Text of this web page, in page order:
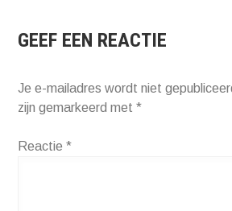
GEEF EEN REACTIE
Je e-mailadres wordt niet
zijn gemarkeerd met*
Reactie*